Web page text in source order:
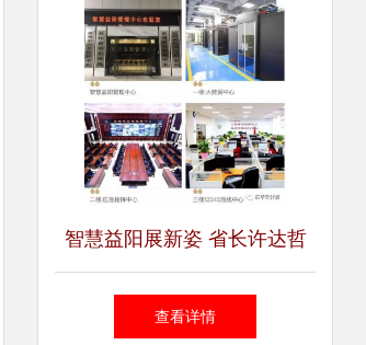
智慧益阳展新姿 省长许达哲
率队考察智慧益阳教育创新实
查看详情